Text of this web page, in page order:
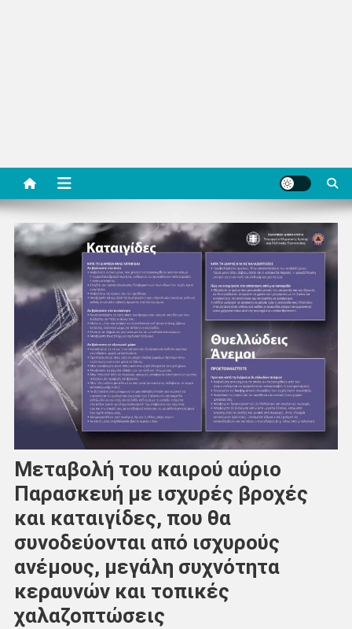
Μεταβολή του καιρού αύριο
Παρασκευή με ισχυρές βροχές
και καταιγίδες, που θα
συνοδεύονται από ισχυρούς
ανέμους, μεγάλη συχνότητα
κεραυνών και τοπικές
χαλαζοπτώσεις